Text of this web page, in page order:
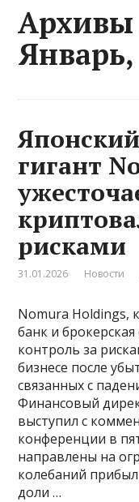
Архивы
Январь,
гигант
рисками
31.01.2026 Новости
Nomura Holdings,
банк и
контроль за
бизнесе после
связанных с
Финансовый
выступил с
конференции в
направлены на
колебаний
доли …